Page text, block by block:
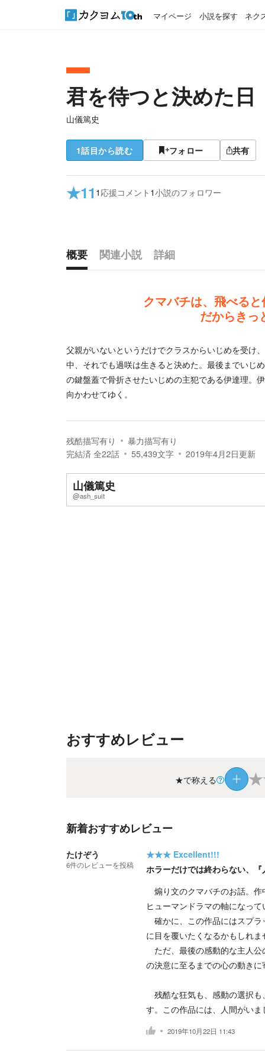
マイページ 小説を探す ネク
君を待つと決めた日
山儀篤史
1話目から読む フォロー 共有
★11 1 応援コメント 1小説のフォロワー
概要 関連小説
詳細
クマバチは、飛べる
だからきっ
父親がいないというだけでクラスからいじめを受け
中、それでも過咲は生きると決めた。最後までいじ
の鍵盤蓋で骨折させたいじめの主犯である伊達理。
向かわせてゆく。
残酷描写有り
暴力描写有り
完結済 全22話 55,439文字 2019年4月2日更新
山儀篤史
@ash_suit
おすすめレビュー
★で称える ★
新着おすすめレビュー
たけぞう
6件のレビューを投稿
★★★ Excellent!!!
ホラーだけでは終わらない、
煽り文のクマバチのお話。作
ヒューマンドラマの軸になって
確かに、この作品にはスプラ
に目を覆いたくなるかもしれま
ただ、最後の感動的な主人公
の決意に至るまでの心の動き
残酷な狂気も、感動の選択も
す。この作品には、人間がい
2019年10月22日 11:43